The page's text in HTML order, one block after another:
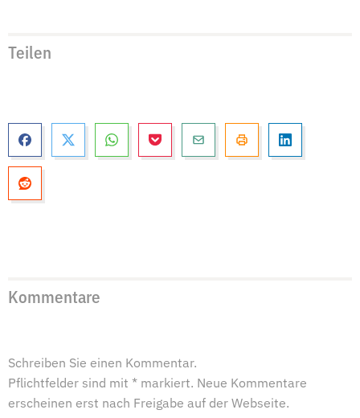
Teilen
Kommentare
Schreiben Sie einen Kommentar.
Pflichtfelder sind mit * markiert. Neue Kommentare
erscheinen erst nach Freigabe auf der Webseite.